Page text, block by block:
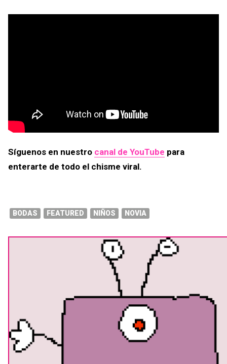
Síguenos en nuestro canal de YouTube para
enterarte de todo el chisme viral.
BODAS FEATURED NIÑOS NOVIA